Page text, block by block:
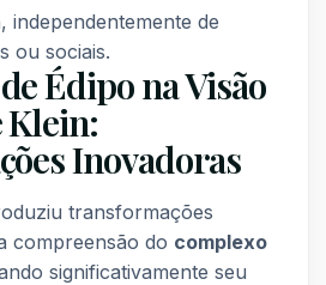
independentemente de
ou sociais.
Édipo na Visão
Klein:
Inovadoras
transformações
compreensão do complexo
significativamente seu